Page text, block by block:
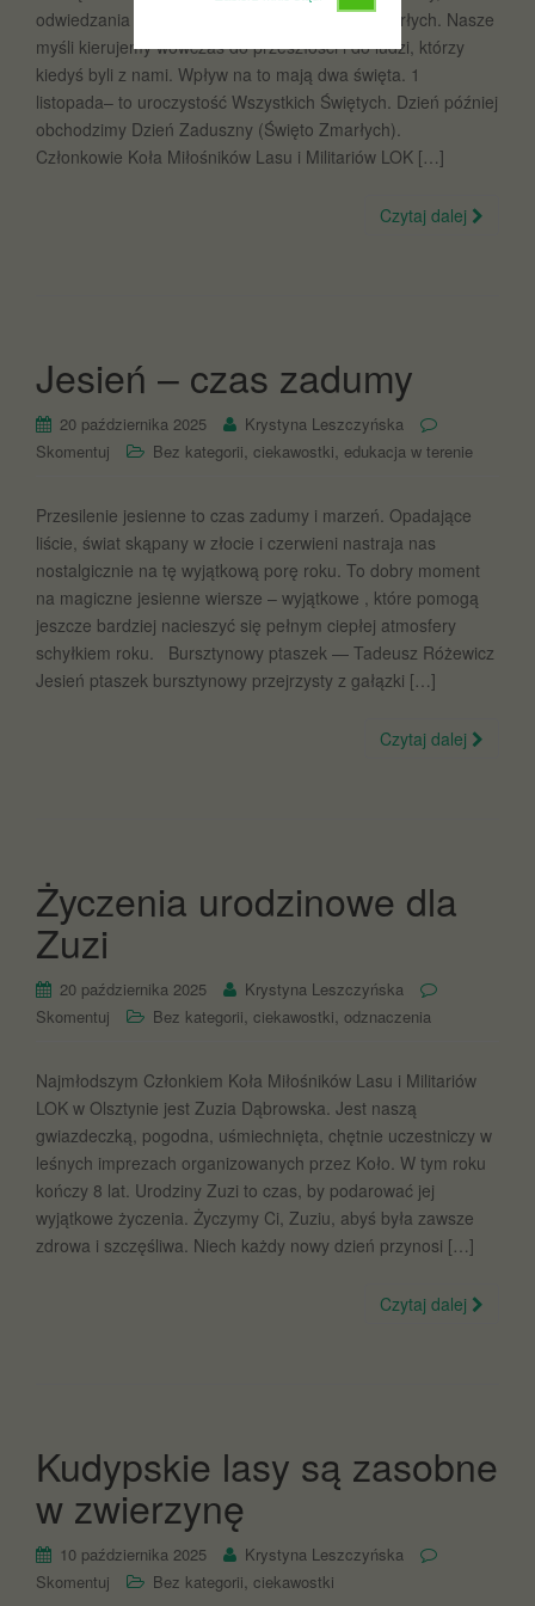
odwiedzania grobów bliskich i wspominania zmarłych. Nasze
myśli kierujemy wówczas do przeszłości i do ludzi, którzy
kiedyś byli z nami. Wpływ na to mają dwa święta. 1
listopada– to uroczystość Wszystkich Świętych. Dzień później
obchodzimy Dzień Zaduszny (Święto Zmarłych).
Członkowie Koła Miłośników Lasu i Militariów LOK […]
Czytaj dalej
Jesień – czas zadumy
20 października 2025
Krystyna Leszczyńska
Skomentuj
Bez kategorii, ciekawostki, edukacja w terenie
Przesilenie jesienne to czas zadumy i marzeń. Opadające
liście, świat skąpany w złocie i czerwieni nastraja nas
nostalgicznie na tę wyjątkową porę roku. To dobry moment
na magiczne jesienne wiersze – wyjątkowe , które pomogą
jeszcze bardziej nacieszyć się pełnym ciepłej atmosfery
schyłkiem roku. Bursztynowy ptaszek — Tadeusz Różewicz
Je­sień pta­szek bursz­ty­no­wy przej­rzy­sty z ga­łąz­ki […]
Czytaj dalej
Życzenia urodzinowe dla
Zuzi
20 października 2025
Krystyna Leszczyńska
Skomentuj
Bez kategorii, ciekawostki, odznaczenia
Najmłodszym Członkiem Koła Miłośników Lasu i Militariów
LOK w Olsztynie jest Zuzia Dąbrowska. Jest naszą
gwiazdeczką, pogodna, uśmiechnięta, chętnie uczestniczy w
leśnych imprezach organizowanych przez Koło. W tym roku
kończy 8 lat. Urodziny Zuzi to czas, by podarować jej
wyjątkowe życzenia. Życzymy Ci, Zuziu, abyś była zawsze
zdrowa i szczęśliwa. Niech każdy nowy dzień przynosi […]
Czytaj dalej
Kudypskie lasy są zasobne
w zwierzynę
10 października 2025
Krystyna Leszczyńska
Skomentuj
Bez kategorii, ciekawostki